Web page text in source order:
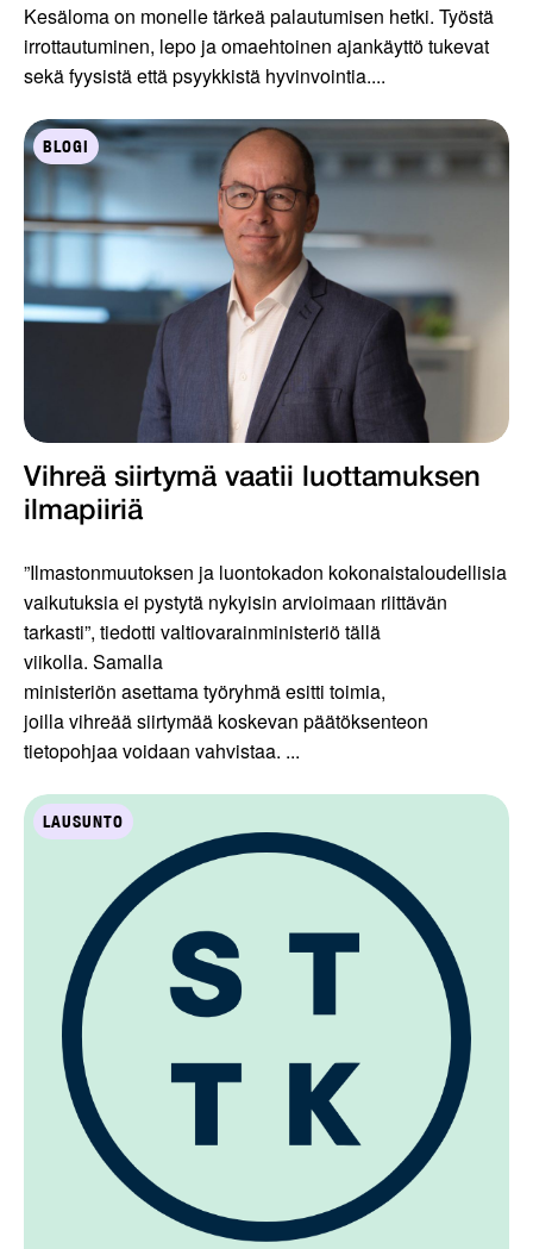
Kesäloma on monelle tärkeä palautumisen hetki. Työstä
irrottautuminen, lepo ja omaehtoinen ajankäyttö tukevat
sekä fyysistä että psyykkistä hyvinvointia....
BLOGI
Vihreä siirtymä vaatii luottamuksen
ilmapiiriä
”Ilmastonmuutoksen ja luontokadon kokonaistaloudellisia
vaikutuksia ei pystytä nykyisin arvioimaan riittävän
tarkasti”, tiedotti valtiovarainministeriö tällä
viikolla. Samalla
ministeriön asettama työryhmä esitti toimia,
joilla vihreää siirtymää koskevan päätöksenteon
tietopohjaa voidaan vahvistaa. ...
LAUSUNTO